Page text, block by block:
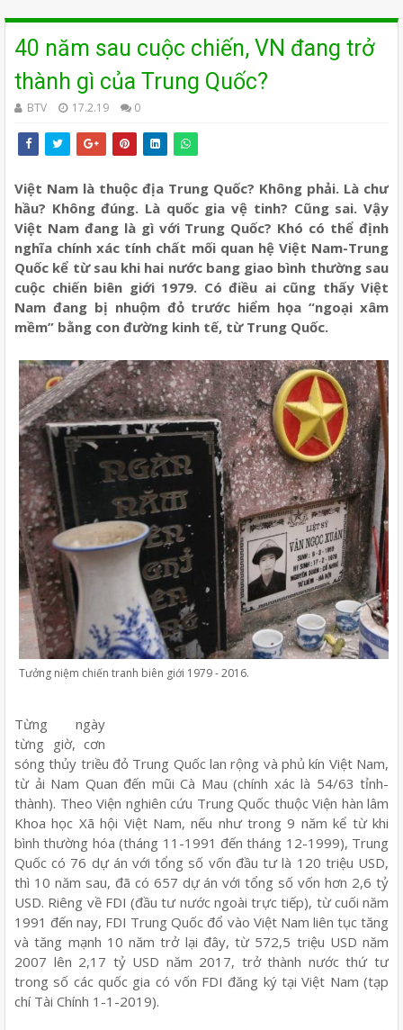
40 năm sau cuộc chiến, VN đang trở
thành gì của Trung Quốc?
BTV 17.2.19 0
Việt Nam là thuộc địa Trung Quốc? Không phải. Là chư
hầu? Không đúng. Là quốc gia vệ tinh? Cũng sai. Vậy
Việt Nam đang là gì với Trung Quốc? Khó có thể định
nghĩa chính xác tính chất mối quan hệ Việt Nam-Trung
Quốc kể từ sau khi hai nước bang giao bình thường sau
cuộc chiến biên giới 1979. Có điều ai cũng thấy Việt
Nam đang bị nhuộm đỏ trước hiểm họa “ngoại xâm
mềm” bằng con đường kinh tế, từ Trung Quốc.
Tưởng niệm chiến tranh biên giới 1979 - 2016.
Từng ngày
từng giờ, cơn
sóng thủy triều đỏ Trung Quốc lan rộng và phủ kín Việt Nam,
từ ải Nam Quan đến mũi Cà Mau (chính xác là 54/63 tỉnh-
thành). Theo Viện nghiên cứu Trung Quốc thuộc Viện hàn lâm
Khoa học Xã hội Việt Nam, nếu như trong 9 năm kể từ khi
bình thường hóa (tháng 11-1991 đến tháng 12-1999), Trung
Quốc có 76 dự án với tổng số vốn đầu tư là 120 triệu USD,
thì 10 năm sau, đã có 657 dự án với tổng số vốn hơn 2,6 tỷ
USD. Riêng về FDI (đầu tư nước ngoài trực tiếp), từ cuối năm
1991 đến nay, FDI Trung Quốc đổ vào Việt Nam liên tục tăng
và tăng mạnh 10 năm trở lại đây, từ 572,5 triệu USD năm
2007 lên 2,17 tỷ USD năm 2017, trở thành nước thứ tư
trong số các quốc gia có vốn FDI đăng ký tại Việt Nam (tạp
chí Tài Chính 1-1-2019).